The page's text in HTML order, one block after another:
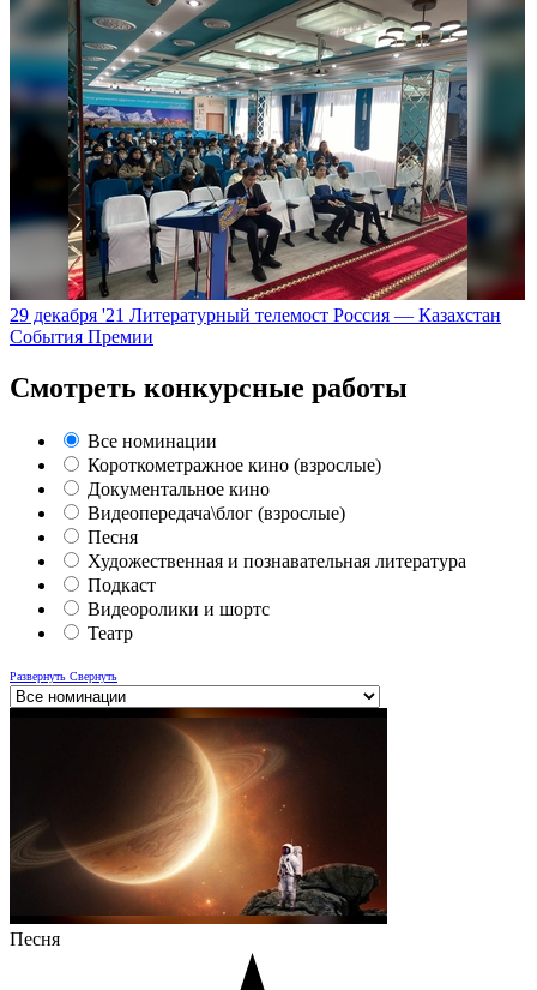
29 декабря '21 Литературный телемост Россия — Казахстан
События Премии
Смотреть конкурсные работы
Все номинации
Короткометражное кино (взрослые)
Документальное кино
Видеопередача\блог (взрослые)
Песня
Художественная и познавательная литература
Подкаст
Видеоролики и шортс
Театр
Развернуть Свернуть
Песня